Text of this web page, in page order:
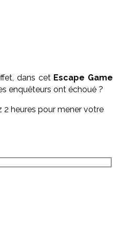
dans cet Escape Game
enquêteurs ont échoué ?
2 heures pour mener votre